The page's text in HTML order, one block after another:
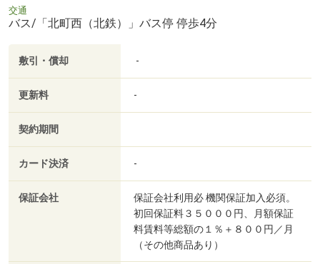
交通
バス/「北町西（北鉄）」バス停 停歩4分
敷引・償却 -
更新料 -
契約期間
カード決済 -
保証会社
保証会社利用必 機関保証加入必須。
初回保証料３５０００円、月額保証
料賃料等総額の１％＋８００円／月
（その他商品あり）